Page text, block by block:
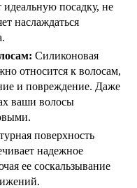
посадку, не
наслаждаться
Силиконовая
относится к волосам,
и повреждение. Даже
ваши волосы
поверхность
надежное
ее соскальзывание